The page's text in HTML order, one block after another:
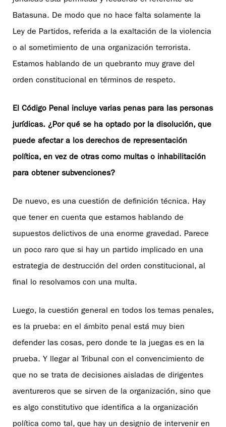
Batasuna. De modo que no hace falta solamente la
Ley de Partidos, referida a la exaltación de la violencia
o al sometimiento de una organización terrorista.
Estamos hablando de un quebranto muy grave del
orden constitucional en términos de respeto.
El Código Penal incluye varias penas para las personas
jurídicas. ¿Por qué se ha optado por la disolución, que
puede afectar a los derechos de representación
política, en vez de otras como multas o inhabilitación
para obtener subvenciones?
De nuevo, es una cuestión de definición técnica. Hay
que tener en cuenta que estamos hablando de
supuestos delictivos de una enorme gravedad. Parece
un poco raro que si hay un partido implicado en una
estrategia de destrucción del orden constitucional, al
final lo resolvamos con una multa.
Luego, la cuestión general en todos los temas penales,
es la prueba: en el ámbito penal está muy bien
defender las cosas, pero donde te la juegas es en la
prueba. Y llegar al Tribunal con el convencimiento de
que no se trata de decisiones aisladas de dirigentes
aventureros que se sirven de la organización, sino que
es algo constitutivo que identifica a la organización
política como tal, que hay un designio de intervenir en